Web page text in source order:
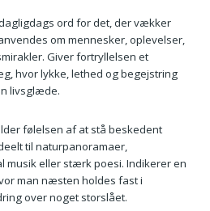
dagligdags ord for det, der vækker
om mennesker, oplevelser,
Giver fortryllelsen et
hvor lykke, lethed og begejstring
livsglæde.
følelsen af at stå beskedent
til naturpanoramaer,
musik eller stærk poesi. Indikerer en
man næsten holdes fast i
over noget storslået.